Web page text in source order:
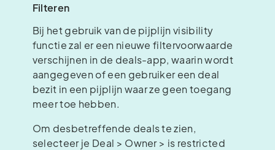
Filteren
Bij het gebruik van de pijplijn visibility
functie zal er een nieuwe filtervoorwaarde
verschijnen in de deals-app, waarin wordt
aangegeven of een gebruiker een deal
bezit in een pijplijn waar ze geen toegang
meer toe hebben.
Om desbetreffende deals te zien,
selecteer je Deal > Owner > is restricted